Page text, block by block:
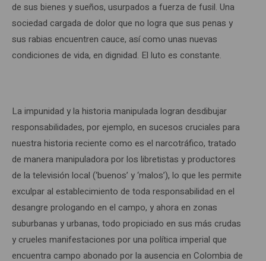
de sus bienes y sueños, usurpados a fuerza de fusil. Una
sociedad cargada de dolor que no logra que sus penas y
sus rabias encuentren cauce, así como unas nuevas
condiciones de vida, en dignidad. El luto es constante.
La impunidad y la historia manipulada logran desdibujar
responsabilidades, por ejemplo, en sucesos cruciales para
nuestra historia reciente como es el narcotráfico, tratado
de manera manipuladora por los libretistas y productores
de la televisión local (‘buenos’ y ‘malos’), lo que les permite
exculpar al establecimiento de toda responsabilidad en el
desangre prologando en el campo, y ahora en zonas
suburbanas y urbanas, todo propiciado en sus más crudas
y crueles manifestaciones por una política imperial que
encuentra campo abonado por la ausencia en Colombia de